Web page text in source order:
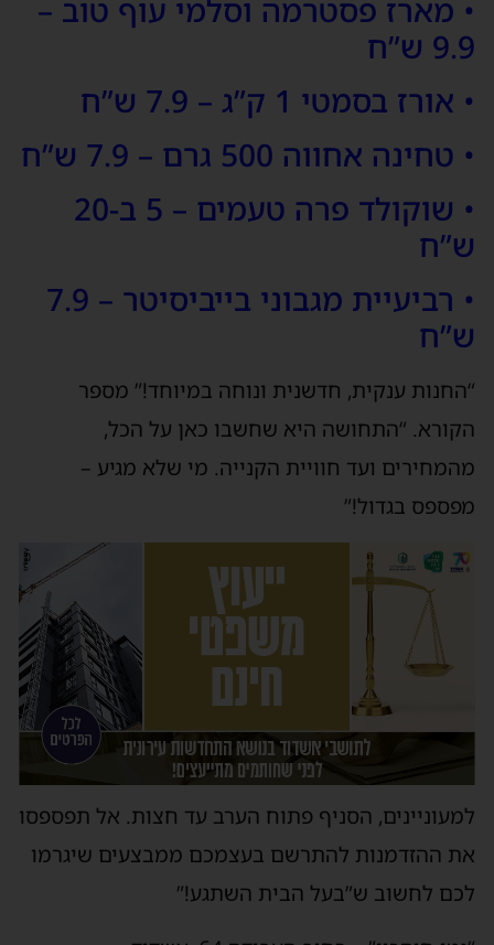
• מארז פסטרמה וסלמי עוף טוב –
9.9 ש”ח
• אורז בסמטי 1 ק”ג – 7.9 ש”ח
• טחינה אחווה 500 גרם – 7.9 ש”ח
• שוקולד פרה טעמים – 5 ב-20
ש”ח
• רביעיית מגבוני בייביסיטר – 7.9
ש”ח
“החנות ענקית, חדשנית ונוחה במיוחד!” מספר
הקורא. “התחושה היא שחשבו כאן על הכל,
מהמחירים ועד חוויית הקנייה. מי שלא מגיע –
מפספס בגדול!”
למעוניינים, הסניף פתוח הערב עד חצות. אל תפספסו
את ההזדמנות להתרשם בעצמכם ממבצעים שיגרמו
לכם לחשוב ש”בעל הבית השתגע!”